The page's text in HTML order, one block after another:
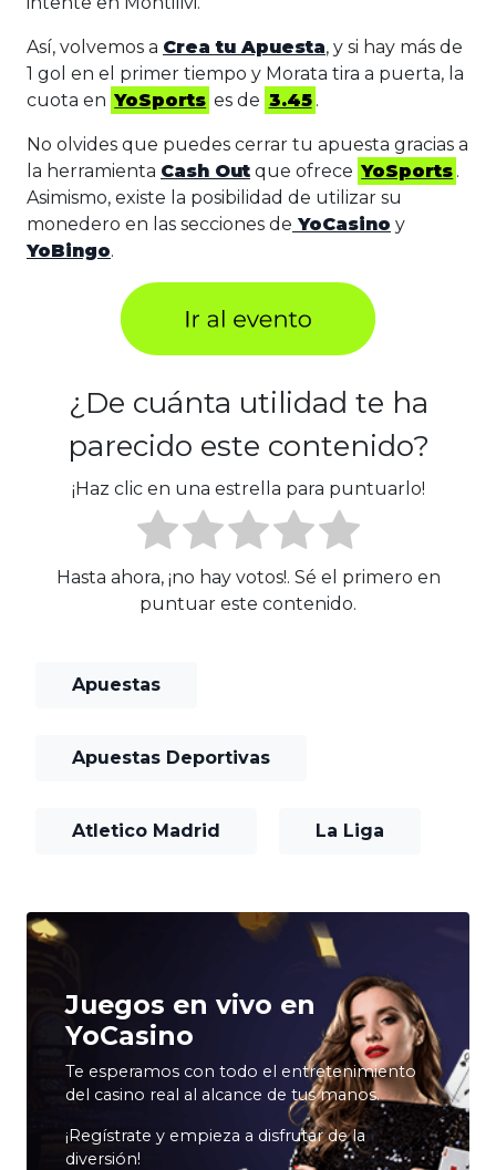
Así, volvemos a Crea tu Apuesta, y si hay más de
1 gol en el primer tiempo y Morata tira a puerta, la
cuota en YoSports es de 3.45 .
No olvides que puedes cerrar tu apuesta gracias a
la herramienta Cash Out que ofrece YoSports .
Asimismo, existe la posibilidad de utilizar su
monedero en las secciones de YoCasino y
YoBingo.
¿De cuánta utilidad te ha
parecido este contenido?
¡Haz clic en una estrella para puntuarlo!
Hasta ahora, ¡no hay votos!. Sé el primero en
puntuar este contenido.
Apuestas
Apuestas Deportivas
Atletico Madrid La Liga
Juegos en vivo en
YoCasino
Te esperamos con todo el entretenimiento
del casino real al alcance de tus manos.
¡Regístrate y empieza a disfrutar de la
diversión!